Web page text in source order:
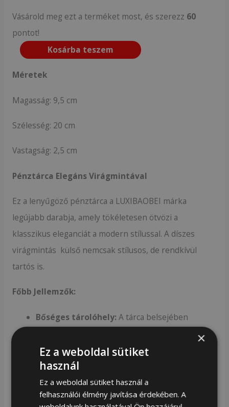
Vásárold meg ezt a terméket most, és szerezz 60
pontot!
Kosárba teszem
Méretek
Magasság: 9,5 cm
Szélesség: 20 cm
Vastagság: 2,5 cm
Pénztárca Elegáns Virágmintával
Ez a lenyűgöző pénztárca a LUXIBAOBEI márka
legújabb darabja, amely tökéletesen ötvözi a
klasszikus eleganciát a modern stílussal. A díszes
virágmintás külső nemcsak stílusos, de rendkívül
tartós is.
Főbb Jellemzők:
Bőséges tárolóhely: A tárca belsejében
számos rekesz található a kártyák, bankjegyek
és aprópénz számára.
Zipzáros zárás:
tárolást.
Elegáns dobozban:A tárca egy stílusos
×
Ez a weboldal sütiket
használ
Ez a weboldal sütiket használ a
felhasználói élmény javítása érdekében. A